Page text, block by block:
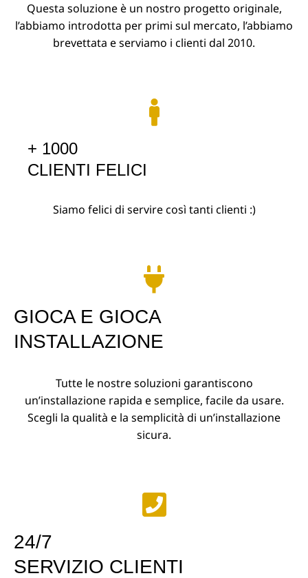
Questa soluzione è un nostro progetto originale,
l’abbiamo introdotta per primi sul mercato, l’abbiamo
brevettata e serviamo i clienti dal 2010.
+ 1000
CLIENTI FELICI
Siamo felici di servire così tanti clienti :)
GIOCA E GIOCA
INSTALLAZIONE
Tutte le nostre soluzioni garantiscono
un’installazione rapida e semplice, facile da usare.
Scegli la qualità e la semplicità di un’installazione
sicura.
24/7
SERVIZIO CLIENTI